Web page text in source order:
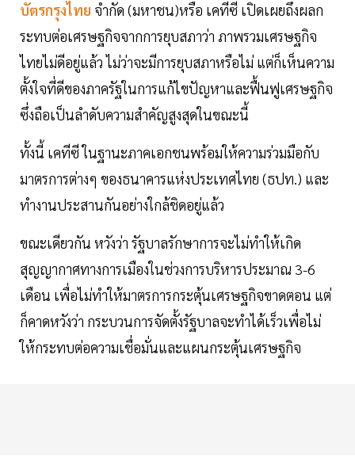
บัตรกรุงไทย จำกัด (มหาชน)หรือ เคทีซี เปิดเผยถึงผลก
ระทบต่อเศรษฐกิจจากการยุบสภาว่า ภาพรวมเศรษฐกิจ
ไทยไม่ดีอยู่แล้ว ไม่ว่าจะมีการยุบสภาหรือไม่ แต่ก็เห็นความ
ตั้งใจที่ดีของภาครัฐในการแก้ไขปัญหาและฟื้นฟูเศรษฐกิจ
ซึ่งถือเป็นลำดับความสำคัญสูงสุดในขณะนี้
ทั้งนี้ เคทีซี ในฐานะภาคเอกชนพร้อมให้ความร่วมมือกับ
มาตรการต่างๆ ของธนาคารแห่งประเทศไทย (ธปท.) และ
ทำงานประสานกันอย่างใกล้ชิดอยู่แล้ว
ขณะเดียวกัน หวังว่า รัฐบาลรักษาการจะไม่ทำให้เกิด
สุญญากาศทางการเมืองในช่วงการบริหารประมาณ 3-6
เดือน เพื่อไม่ทำให้มาตรการกระตุ้นเศรษฐกิจขาดตอน แต่
ก็คาดหวังว่า กระบวนการจัดตั้งรัฐบาลจะทำได้เร็วเพื่อไม่
ให้กระทบต่อความเชื่อมั่นและแผนกระตุ้นเศรษฐกิจ